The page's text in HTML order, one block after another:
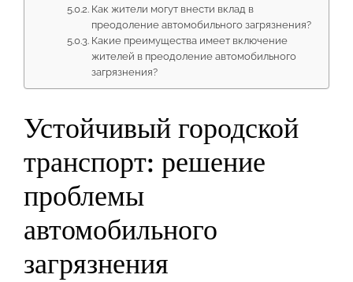
Как жители могут внести вклад в
преодоление автомобильного загрязнения?
Какие преимущества имеет включение
жителей в преодоление автомобильного
загрязнения?
Устойчивый городской
транспорт: решение
проблемы
автомобильного
загрязнения